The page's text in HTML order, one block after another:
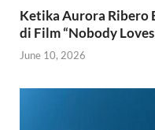
Ketika Aurora Ribero
di Film “Nobody
June 10, 2026